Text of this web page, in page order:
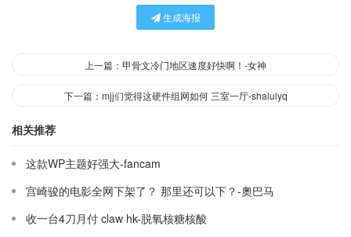
生成海报
上一篇：甲骨文冷门地区速度好快啊！-女神
下一篇：mjj们觉得这硬件组网如何 三室一厅-shalulyq
相关推荐
这款WP主题好强大-fancam
宫崎骏的电影全网下架了？ 那里还可以下？-奧巴马
收一台4刀月付 claw hk-脱氧核糖核酸